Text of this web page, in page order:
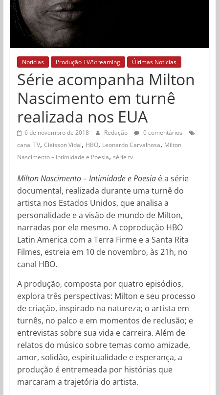
Notícias Produção TV/Streaming Últimas Notícias
Série acompanha Milton
Nascimento em turnê
realizada nos EUA
6 de novembro de 2018 Redação
0 comentários
canal TV, Cleisson Vidal, HBO, Leonardo Carvalhosa, Milton
Nascimento – Intimidade e Poesia, série tv
Milton Nascimento – Intimidade e Poesiaé a série
documental, realizada durante uma turnê do
artista nos Estados Unidos, que analisa a
personalidade e a visão de mundo de Milton,
narradas por ele mesmo. A coprodução HBO
Latin America com a Terra Firme e a Santa Rita
Filmes, estreia em 10 de novembro, às 21h, no
canal HBO.
A produção, composta por quatro episódios,
explora três perspectivas: Milton e seu processo
de criação, inspirado na natureza; o artista em
turnês, no palco e em momentos de reclusão; e
entrevistas sobre sua vida e carreira. Além de
relatos do músico sobre temas como amizade,
amor, solidão, espiritualidade e esperança, a
produção é entremeada por histórias que
marcaram a trajetória do artista.